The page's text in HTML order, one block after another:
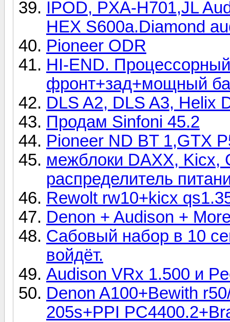
IPOD, PXA-H701,JL
HEX S600a.Diamond
Pioneer ODR
HI-END.
фронт+зад+мощный
DLS A2, DLS A3, Helix
Продам Sinfoni 45.2
Pioneer ND BT 1,GTX
межблоки DAXX, Kicx,
распределитель
Rewolt rw10+kicx
Denon + Audison +
Сабовый набор в 10
войдёт.
Audison VRx 1.500 и
Denon A100+Bewith
205s+PPI